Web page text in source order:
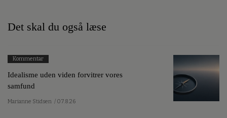
Det skal du også læse
Kommentar
Idealisme uden viden forvitrer vores
samfund
Marianne Stidsen / 07.8.26